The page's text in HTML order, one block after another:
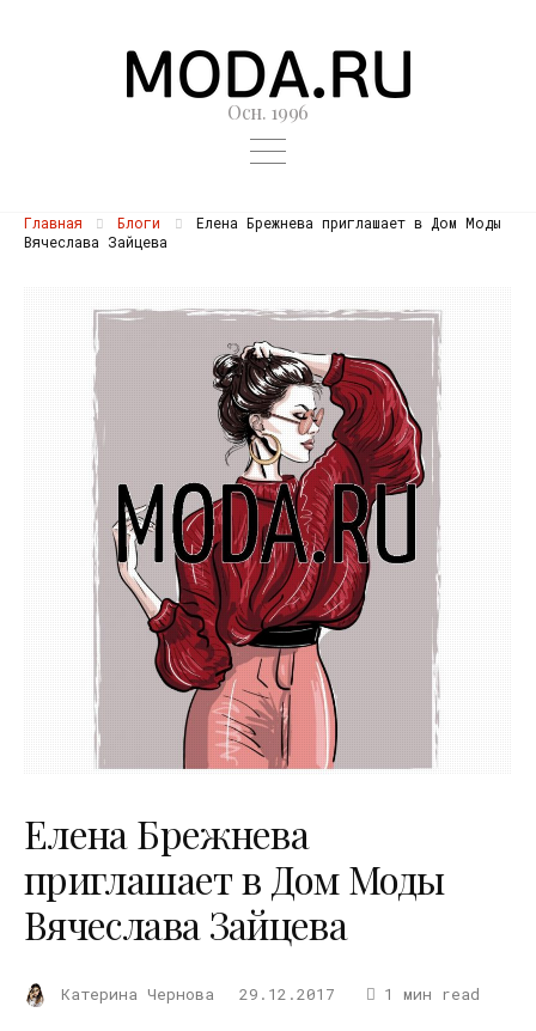
Осн. 1996
Главная Блоги
Елена Брежнева приглашает в Дом Моды
Вячеслава Зайцева
Елена Брежнева
приглашает в Дом Моды
Вячеслава Зайцева
Катерина Чернова 29.12.2017 1 мин read